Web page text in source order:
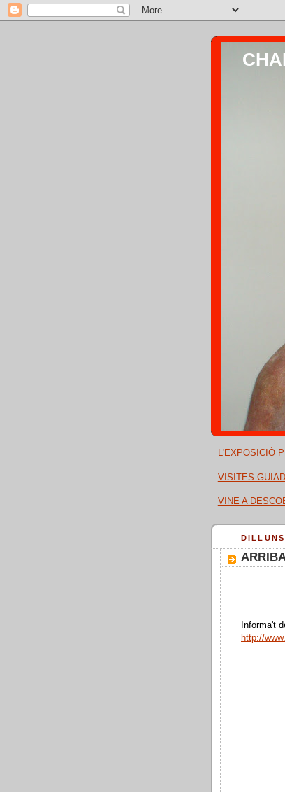
L'EXPOSICIÓ
VISITES
VINE A
Informa't
http://